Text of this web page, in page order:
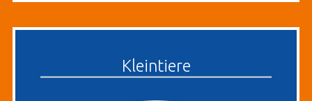
Kleintiere